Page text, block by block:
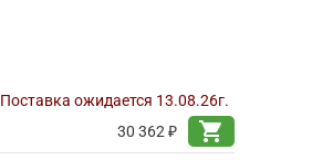
Поставка ожидается 13.08.26г.
30 362 ₽
shopping_cart